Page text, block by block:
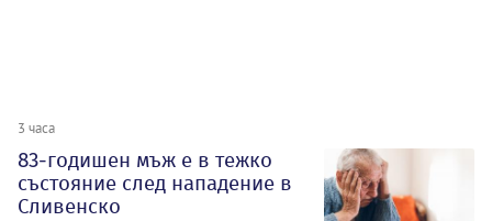
3 часа
83-годишен мъж е в тежко
състояние след нападение в
Сливенско